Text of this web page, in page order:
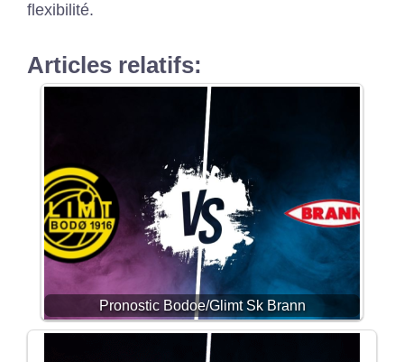
flexibilité.
Articles relatifs:
Pronostic Bodoe/Glimt Sk Brann